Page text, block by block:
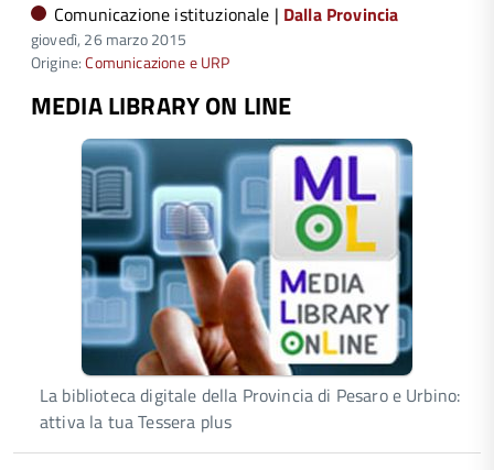
Comunicazione istituzionale | Dalla Provincia
giovedì, 26 marzo 2015
Origine:Comunicazione e URP
MEDIA LIBRARY ON LINE
La biblioteca digitale della Provincia di Pesaro e Urbino:
attiva la tua Tessera plus